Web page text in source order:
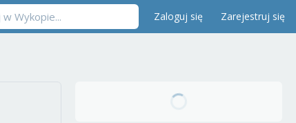
Zaloguj się Zarejestruj się